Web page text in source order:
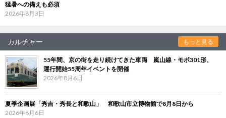
猛暑への備えも必須
2026年8月3日
カルチャー もっと見る
55年間、京の街を走り続けてきた車両 嵐山線・モボ301形、
運行開始55周年イベントを開催
2026年8月6日
夏季企画展「秀吉・秀長と和歌山」 和歌山市立博物館で8月8日から
2026年8月6日